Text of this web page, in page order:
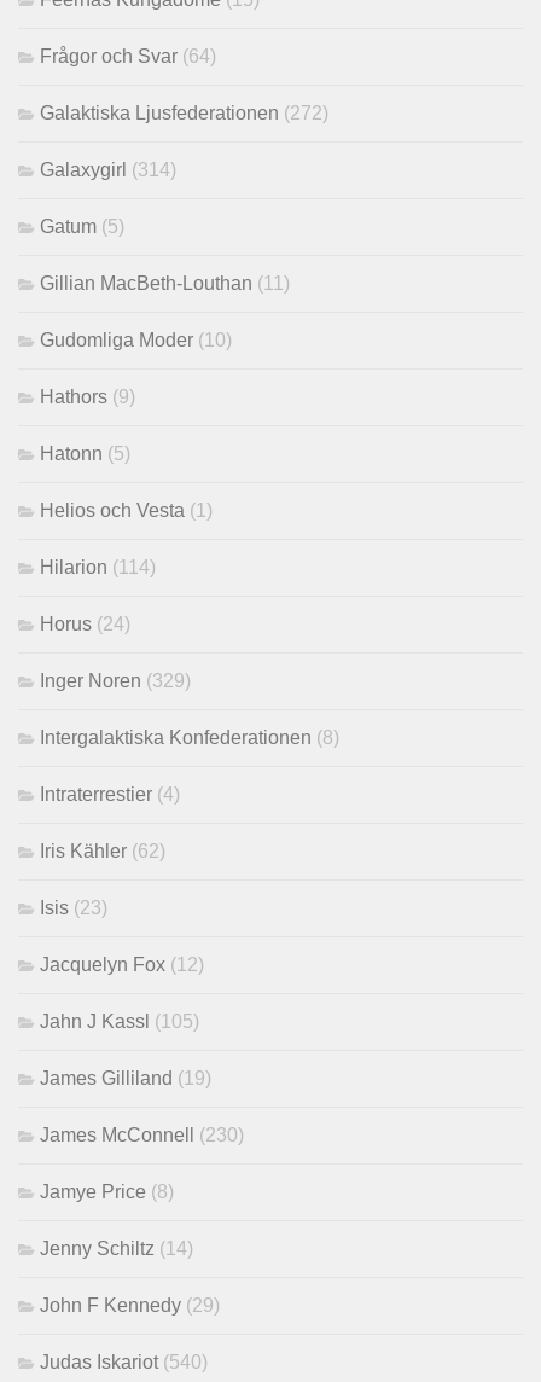
Frågor och Svar (64)
Galaktiska Ljusfederationen (272)
Galaxygirl (314)
Gatum (5)
Gillian MacBeth-Louthan (11)
Gudomliga Moder (10)
Hathors (9)
Hatonn (5)
Helios och Vesta (1)
Hilarion (114)
Horus (24)
Inger Noren (329)
Intergalaktiska Konfederationen (8)
Intraterrestier (4)
Iris Kähler (62)
Isis (23)
Jacquelyn Fox (12)
Jahn J Kassl (105)
James Gilliland (19)
James McConnell (230)
Jamye Price (8)
Jenny Schiltz (14)
John F Kennedy (29)
Judas Iskariot (540)